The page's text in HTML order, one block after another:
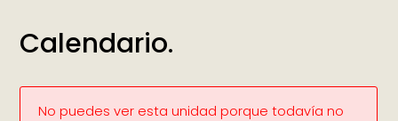
Calendario.
No puedes ver esta unidad porque todavía no